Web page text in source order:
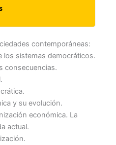
contemporáneas:
los sistemas democráticos.
consecuencias.
y su evolución.
económica. La
actual.